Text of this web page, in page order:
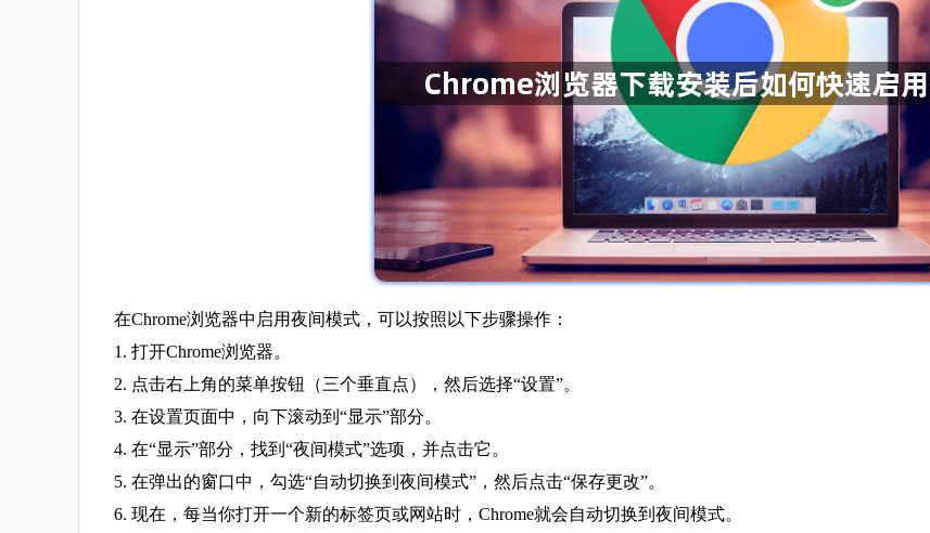
在Chrome浏览器中启用夜间模式，可以按照以下步骤操作：
1. 打开Chrome浏览器。
2. 点击右上角的菜单按钮（三个垂直点），然后选择“设置”。
3. 在设置页面中，向下滚动到“显示”部分。
4. 在“显示”部分，找到“夜间模式”选项，并点击它。
5. 在弹出的窗口中，勾选“自动切换到夜间模式”，然后点击“保存更改”。
6. 现在，每当你打开一个新的标签页或网站时，Chrome就会自动切换到夜间模式。